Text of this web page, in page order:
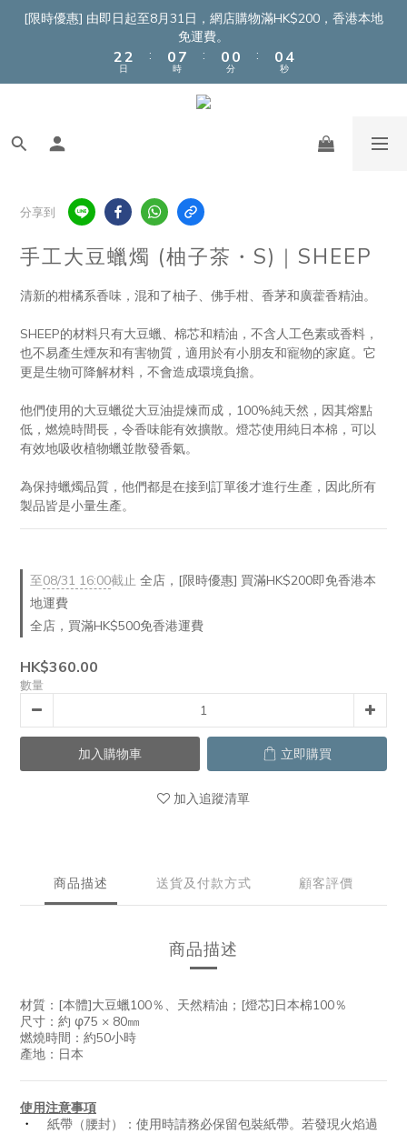
[限時優惠] 由即日起至8月31日，網店購物滿HK$200，香港本地
免運費。
4
2
1
4
2
1
日
:
2
0
9
8
7
6
0
時
:
2
1
0
2
0
分
:
2
0
6
4
3
秒
分享到
手工大豆蠟燭 (柚子茶・S)｜SHEEP
清新的柑橘系香味，混和了柚子、佛手柑、香茅和廣藿香精油。
SHEEP的材料只有大豆蠟、棉芯和精油，不含人工色素或香料，
也不易產生煙灰和有害物質，適用於有小朋友和寵物的家庭。它
更是生物可降解材料，不會造成環境負擔。
他們使用的大豆蠟從大豆油提煉而成，100%純天然，因其熔點
低，燃燒時間長，令香味能有效擴散。燈芯使用純日本棉，可以
有效地吸收植物蠟並散發香氣。
為保持蠟燭品質，他們都是在接到訂單後才進行生產，因此所有
製品皆是小量生產。
至08/31 16:00截止 全店，[限時優惠] 買滿HK$200即免香港本
地運費
全店，買滿HK$500免香港運費
HK$360.00
數量
加入購物車 立即購買
加入追蹤清單
商品描述 送貨及付款方式 顧客評價
商品描述
材質：[本體]大豆蠟100％、天然精油；[燈芯]日本棉100％
尺寸：約 φ75 × 80㎜
燃燒時間：約50小時
產地：日本
使用注意事項
・ 紙帶（腰封）：使用時請務必保留包裝紙帶。若發現火焰過